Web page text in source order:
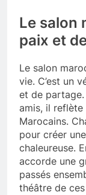
Le salon
paix et
Le salon
vie. C’est un
et de
amis, il reflète
Marocains.
pour créer
chaleureuse.
accorde une
passés
théâtre de